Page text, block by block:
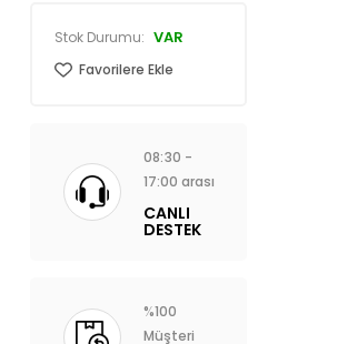
Stok Durumu: VAR
Favorilere Ekle
08:30 -
17:00 arası
CANLI
DESTEK
%100
Müşteri